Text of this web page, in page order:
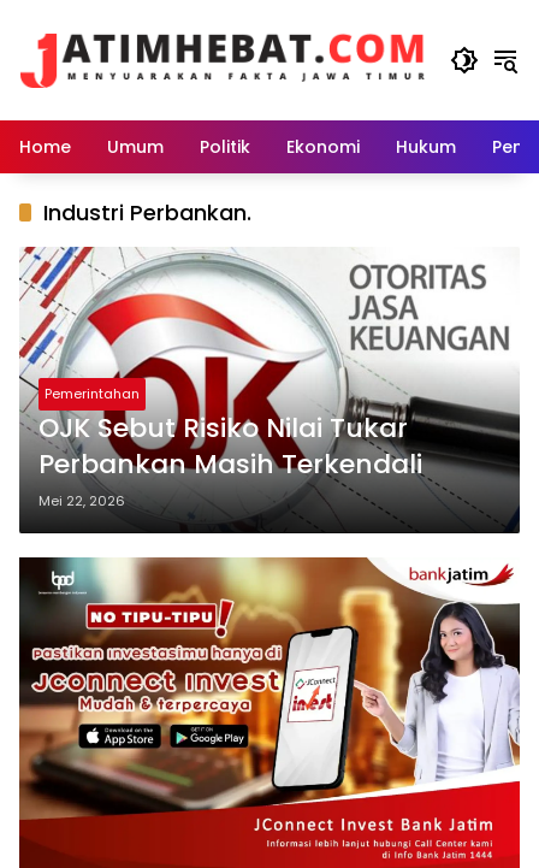
Home Umum Politik Ekonomi Hukum
Industri Perbankan.
Pemerintahan
OJK Sebut Risiko Nilai Tukar
Perbankan Masih Terkendali
Mei 22, 2026